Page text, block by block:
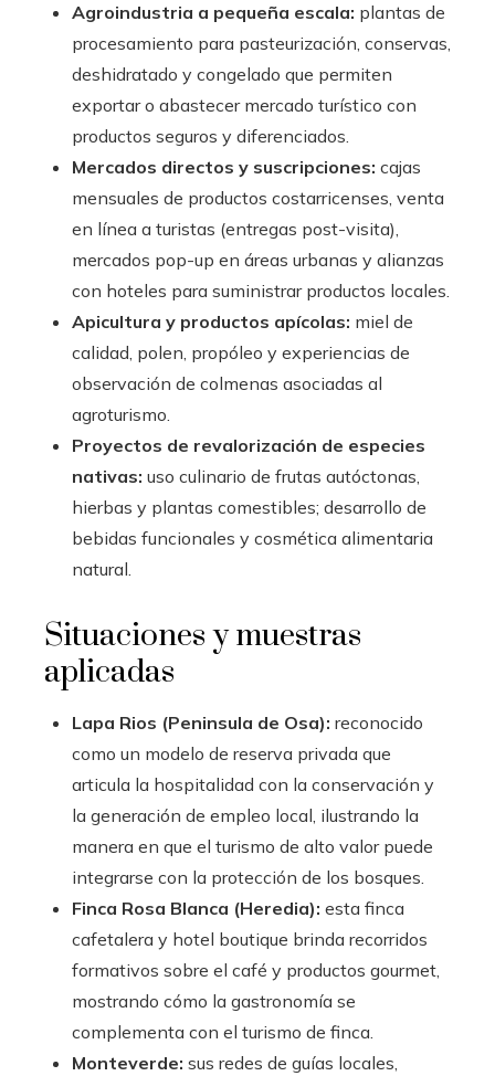
Agroindustria a pequeña escala: plantas de
procesamiento para pasteurización, conservas,
deshidratado y congelado que permiten
exportar o abastecer mercado turístico con
productos seguros y diferenciados.
Mercados directos y suscripciones: cajas
mensuales de productos costarricenses, venta
en línea a turistas (entregas post-visita),
mercados pop-up en áreas urbanas y alianzas
con hoteles para suministrar productos locales.
Apicultura y productos apícolas: miel de
calidad, polen, propóleo y experiencias de
observación de colmenas asociadas al
agroturismo.
Proyectos de revalorización de especies
nativas: uso culinario de frutas autóctonas,
hierbas y plantas comestibles; desarrollo de
bebidas funcionales y cosmética alimentaria
natural.
Situaciones y muestras
aplicadas
Lapa Rios (Peninsula de Osa): reconocido
como un modelo de reserva privada que
articula la hospitalidad con la conservación y
la generación de empleo local, ilustrando la
manera en que el turismo de alto valor puede
integrarse con la protección de los bosques.
Finca Rosa Blanca (Heredia): esta finca
cafetalera y hotel boutique brinda recorridos
formativos sobre el café y productos gourmet,
mostrando cómo la gastronomía se
complementa con el turismo de finca.
Monteverde: sus redes de guías locales,